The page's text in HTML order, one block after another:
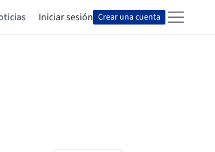
Iniciar sesión Crear una cuenta